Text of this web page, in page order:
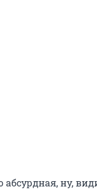
абсурдная, ну,